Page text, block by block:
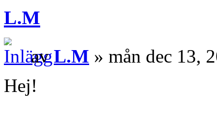
L.M
avL.M » mån dec 13,
Hej!